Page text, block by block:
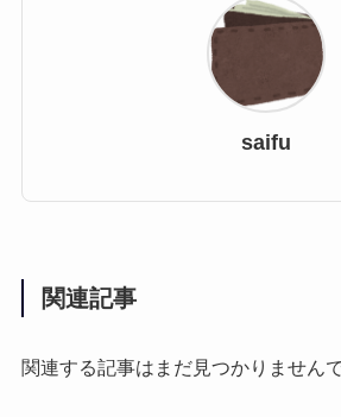
saifu
関連記事
関連する記事はまだ見つかりませんで